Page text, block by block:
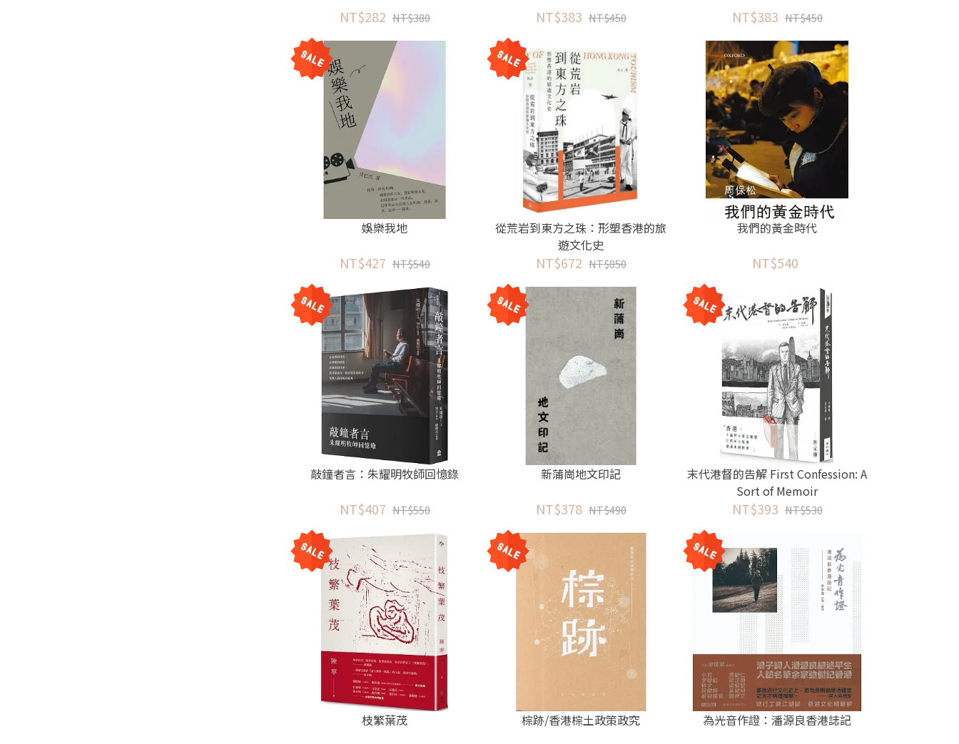
NT$282 NT$380 NT$383 NT$450 NT$383 NT$450
娛樂我地
NT$427 NT$540
從荒岩到東方之珠：形塑香港的旅
遊文化史
NT$672 NT$850
我們的黃金時代
NT$540
敲鐘者言：朱耀明牧師回憶錄
NT$407 NT$550
新蒲崗地文印記
NT$378 NT$490
末代港督的告解 First Confession: A
Sort of Memoir
NT$393 NT$530
枝繁葉茂 棕跡/香港棕土政策政究 為光音作證：潘源良香港誌記